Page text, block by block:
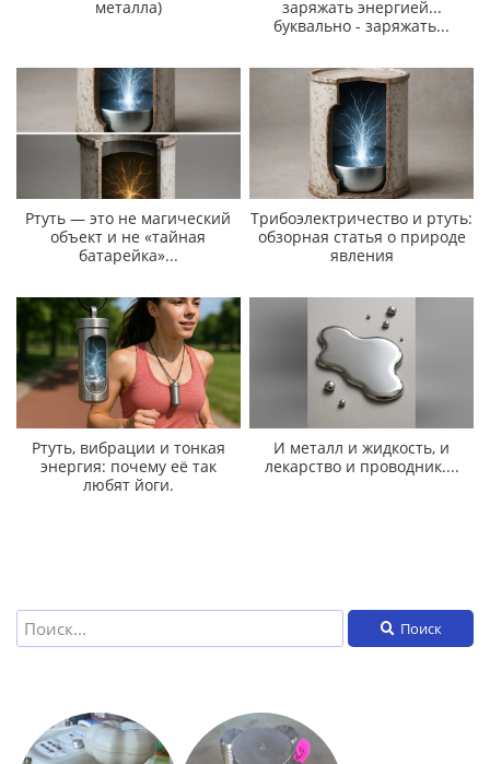
металла)
заряжать энергией...
буквально - заряжать...
Ртуть — это не магический
объект и не «тайная
батарейка»...
Трибоэлектричество и ртуть:
обзорная статья о природе
явления
Ртуть, вибрации и тонкая
энергия: почему её так
любят йоги.
И металл и жидкость, и
лекарство и проводник....
Поиск